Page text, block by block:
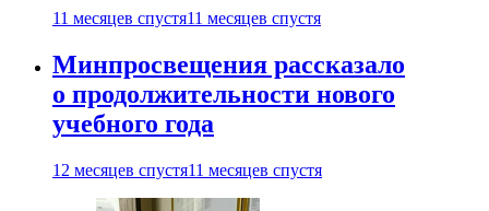
11 месяцев спустя11 месяцев спустя
Минпросвещения рассказало
о продолжительности нового
учебного года
12 месяцев спустя11 месяцев спустя